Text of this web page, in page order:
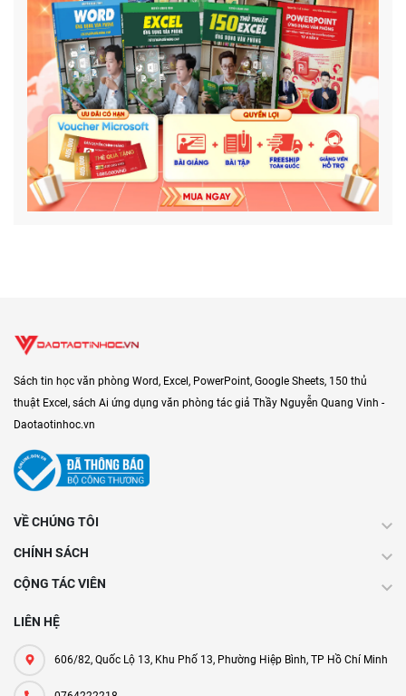
Sách tin học văn phòng Word, Excel, PowerPoint, Google Sheets, 150 thủ
thuật Excel, sách Ai ứng dụng văn phòng tác giả Thầy Nguyễn Quang Vinh -
Daotaotinhoc.vn
VỀ CHÚNG TÔI
CHÍNH SÁCH
CỘNG TÁC VIÊN
LIÊN HỆ
606/82, Quốc Lộ 13, Khu Phố 13, Phường Hiệp Bình, TP Hồ Chí Minh